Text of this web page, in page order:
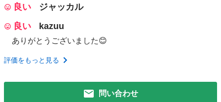
良い
ジャッカル
良い
kazuu
ありがとうございました😊
評価をもっと見る
問い合わせ